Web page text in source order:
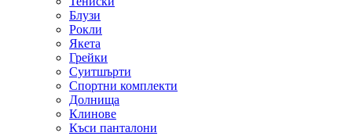
Блузи
Рокли
Якета
Грейки
Суитшърти
Спортни комплекти
Долнища
Клинове
Къси панталони